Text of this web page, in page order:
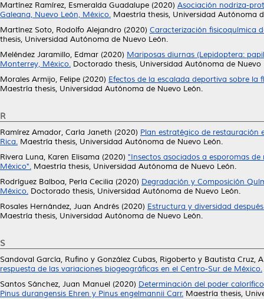
Martínez Ramírez, Esmeralda Guadalupe (2020) Asociación nodriza-
Galeana, Nuevo León, México. Maestría thesis, Universidad Autónoma
Martínez Soto, Rodolfo Alejandro (2020) Caracterización fisicoquímica
thesis, Universidad Autónoma de Nuevo León.
Meléndez Jaramillo, Edmar (2020) Mariposas diurnas (Lepidoptera:
Monterrey, México. Doctorado thesis, Universidad Autónoma de Nuevo
Morales Armijo, Felipe (2020) Efectos de la escalada deportiva sobre la
Maestría thesis, Universidad Autónoma de Nuevo León.
R
Ramírez Amador, Carla Janeth (2020) Plan estratégico de restauración
Rica. Maestría thesis, Universidad Autónoma de Nuevo León.
Rivera Luna, Karen Elisama (2020) "Insectos asociados a esporomas
México". Maestría thesis, Universidad Autónoma de Nuevo León.
Rodríguez Balboa, Perla Cecilia (2020) Degradación y Composición
México. Doctorado thesis, Universidad Autónoma de Nuevo León.
Rosales Hernández, Juan Andrés (2020) Estructura y diversidad
Maestría thesis, Universidad Autónoma de Nuevo León.
S
Sandoval García, Rufino y González Cubas, Rigoberto y Bautista Cruz,
respuesta de las variaciones biogeográficas en el Centro-Sur de México.
Santos Sánchez, Juan Manuel (2020) Determinación del poder
Pinus durangensis Ehren y Pinus engelmannii Carr. Maestría thesis,